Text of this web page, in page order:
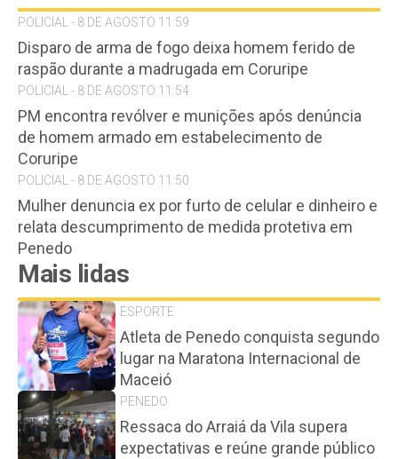
POLICIAL - 8 DE AGOSTO 11:59
Disparo de arma de fogo deixa homem ferido de
raspão durante a madrugada em Coruripe
POLICIAL - 8 DE AGOSTO 11:54
PM encontra revólver e munições após denúncia
de homem armado em estabelecimento de
Coruripe
POLICIAL - 8 DE AGOSTO 11:50
Mulher denuncia ex por furto de celular e dinheiro e
relata descumprimento de medida protetiva em
Penedo
Mais lidas
ESPORTE
Atleta de Penedo conquista segundo
lugar na Maratona Internacional de
Maceió
PENEDO
Ressaca do Arraiá da Vila supera
expectativas e reúne grande público